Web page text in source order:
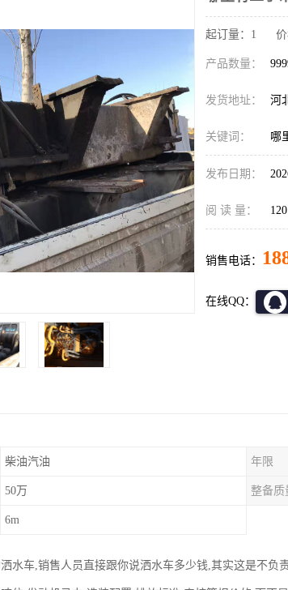
起订量：1 价
产品数量：
发货地址： 河
关键词： 哪
发布日期：
阅 读 量：
销售电话：
在线QQ：
柴油汽油 年限
50万 整备质
6m
水车,销售人员直接跟你说洒水车多少钱,其实这是不负